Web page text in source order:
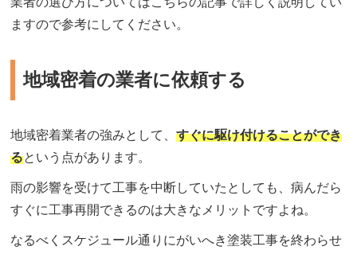
ますので参考にしてください。
地域密着の業者に依頼する
地域密着業者の強みとして、すぐに駆け付けることができ
るという点があります。
雨の影響を受けて工事を中断していたとしても、病んだら
すぐに工事再開できるのは大きなメリットですよね。
なるべくスケジュール通りにがいへき塗装工事を終わらせ